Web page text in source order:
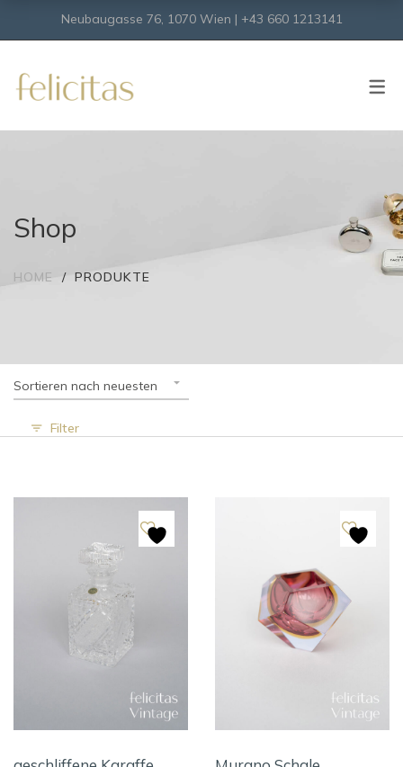
Neubaugasse 76, 1070 Wien | +43 660 1213141
Shop
HOME PRODUKTE
Sortieren nach neuesten
Filter